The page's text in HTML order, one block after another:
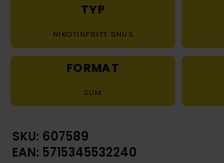
TYP
NIKOTINFRITT SNUS
FORMAT
SLIM
SKU: 607589
EAN: 5715345532240